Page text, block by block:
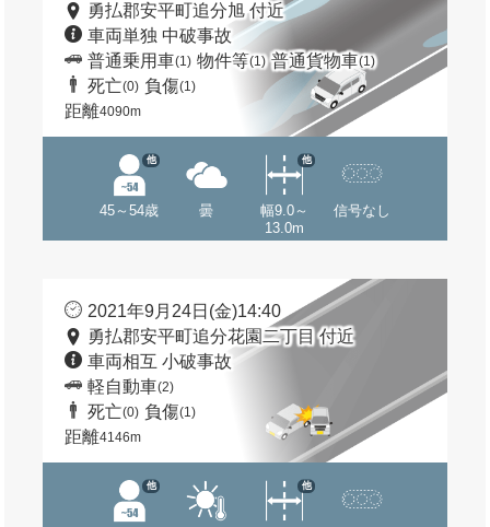
勇払郡安平町追分旭 付近
車両単独 中破事故
普通乗用車(1) 物件等(1) 普通貨物車(1)
死亡(0) 負傷(1)
距離4090m
45～54歳
他
曇
幅9.0～
13.0m
他
信号なし
2021年9月24日(金)14:40
勇払郡安平町追分花園二丁目 付近
車両相互 小破事故
軽自動車(2)
死亡(0) 負傷(1)
距離4146m
他 他